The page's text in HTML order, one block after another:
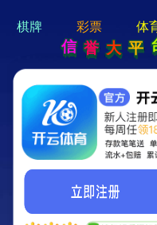
hi 💗